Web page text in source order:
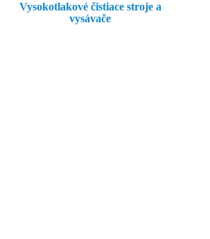
Vysokotlakové čistiace stroje a
vysávače